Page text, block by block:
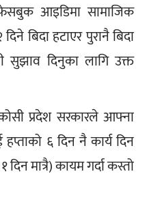
फेसबुक आइडिमा सामाजिक
बिदा हटाएर पुरानै बिदा
सुझाव दिनुका लागि उक्त
प्रदेश सरकारले आफ्ना
६ दिन नै कार्य दिन
मात्रै) कायम गर्दा कस्तो